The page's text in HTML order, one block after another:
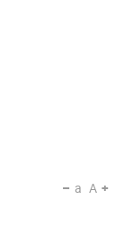
a A